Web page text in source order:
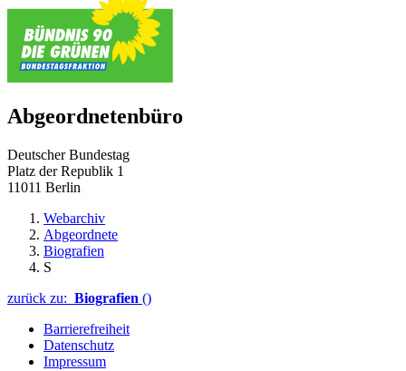
Abgeordnetenbüro
Deutscher Bundestag
Platz der Republik 1
11011 Berlin
Webarchiv
Abgeordnete
Biografien
S
zurück zu: Biografien ()
Barrierefreiheit
Datenschutz
Impressum